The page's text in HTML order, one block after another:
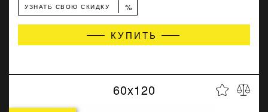
УЗНАТЬ СВОЮ СКИДКУ %
КУПИТЬ
60x120